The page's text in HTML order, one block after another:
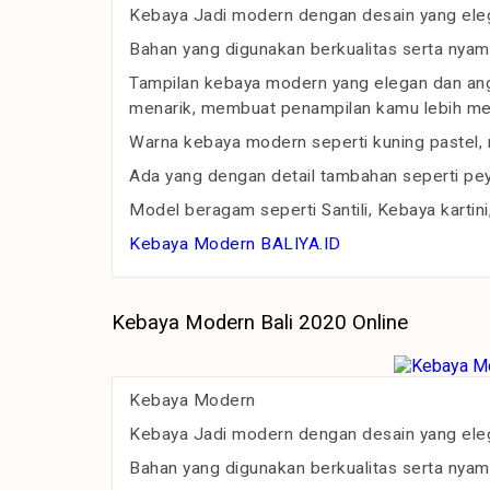
Kebaya Jadi modern dengan desain yang
Bahan yang digunakan berkualitas serta
Tampilan kebaya modern yang elegan dan
menarik, membuat penampilan kamu lebih
Warna kebaya modern seperti kuning pastel,
Ada yang dengan detail tambahan seperti
Model beragam seperti Santili, Kebaya
Kebaya Modern BALIYA.ID
Kebaya Modern Bali 2020 Online
Kebaya Modern
Kebaya Jadi modern dengan desain yang
Bahan yang digunakan berkualitas serta